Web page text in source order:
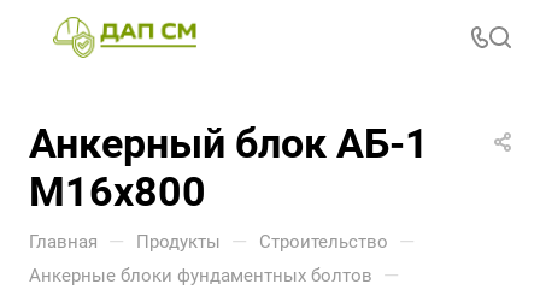
Анкерный блок АБ-1
М16х800
Главная — Продукты — Строительство —
Анкерные блоки фундаментных болтов —